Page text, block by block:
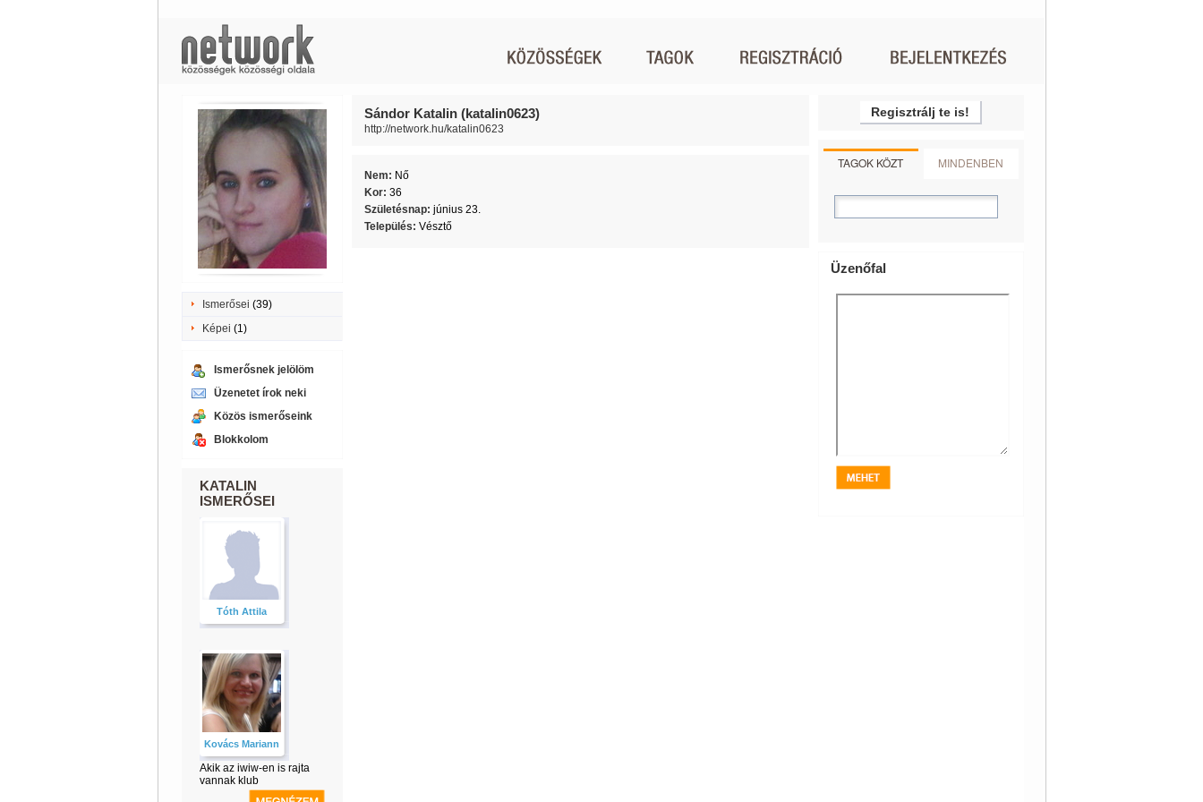
Ismerősei (39)
Képei (1)
Ismerősnek jelölöm
Üzenetet írok neki
Közös ismerőseink
Blokkolom
KATALIN
ISMERŐSEI
Tóth Attila
Kovács Mariann
Akik az iwiw-en is rajta
vannak klub
Sándor Katalin (katalin0623)
http://network.hu/katalin0623
Nem: Nő
Kor: 36
Születésnap: június 23.
Település: Vésztő
Regisztrálj te is!
TAGOK KÖZT MINDENBEN
Üzenőfal